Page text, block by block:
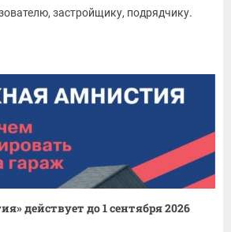
застройщику, подрядчику.
действует до 1 сентября 2026